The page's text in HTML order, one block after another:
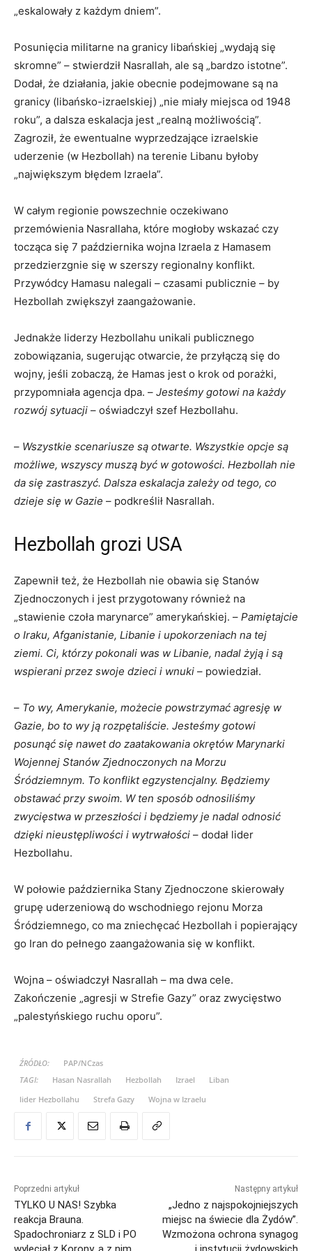
„eskalowały z każdym dniem”.
Posunięcia militarne na granicy libańskiej „wydają się
skromne” – stwierdził Nasrallah, ale są „bardzo istotne”.
Dodał, że działania, jakie obecnie podejmowane są na
granicy (libańsko-izraelskiej) „nie miały miejsca od 1948
roku”, a dalsza eskalacja jest „realną możliwością”.
Zagroził, że ewentualne wyprzedzające izraelskie
uderzenie (w Hezbollah) na terenie Libanu byłoby
„największym błędem Izraela”.
W całym regionie powszechnie oczekiwano
przemówienia Nasrallaha, które mogłoby wskazać czy
tocząca się 7 października wojna Izraela z Hamasem
przedzierzgnie się w szerszy regionalny konflikt.
Przywódcy Hamasu nalegali – czasami publicznie – by
Hezbollah zwiększył zaangażowanie.
Jednakże liderzy Hezbollahu unikali publicznego
zobowiązania, sugerując otwarcie, że przyłączą się do
wojny, jeśli zobaczą, że Hamas jest o krok od porażki,
przypomniała agencja dpa. – Jesteśmy gotowi na każdy
rozwój sytuacji – oświadczył szef Hezbollahu.
– Wszystkie scenariusze są otwarte. Wszystkie opcje są
możliwe, wszyscy muszą być w gotowości. Hezbollah nie
da się zastraszyć. Dalsza eskalacja zależy od tego, co
dzieje się w Gazie – podkreślił Nasrallah.
Hezbollah grozi USA
Zapewnił też, że Hezbollah nie obawia się Stanów
Zjednoczonych i jest przygotowany również na
„stawienie czoła marynarce” amerykańskiej. – Pamiętajcie
o Iraku, Afganistanie, Libanie i upokorzeniach na tej
ziemi. Ci, którzy pokonali was w Libanie, nadal żyją i są
wspierani przez swoje dzieci i wnuki – powiedział.
– To wy, Amerykanie, możecie powstrzymać agresję w
Gazie, bo to wy ją rozpętaliście. Jesteśmy gotowi
posunąć się nawet do zaatakowania okrętów Marynarki
Wojennej Stanów Zjednoczonych na Morzu
Śródziemnym. To konflikt egzystencjalny. Będziemy
obstawać przy swoim. W ten sposób odnosiliśmy
zwycięstwa w przeszłości i będziemy je nadal odnosić
dzięki nieustępliwości i wytrwałości – dodał lider
Hezbollahu.
W połowie października Stany Zjednoczone skierowały
grupę uderzeniową do wschodniego rejonu Morza
Śródziemnego, co ma zniechęcać Hezbollah i popierający
go Iran do pełnego zaangażowania się w konflikt.
Wojna – oświadczył Nasrallah – ma dwa cele.
Zakończenie „agresji w Strefie Gazy” oraz zwycięstwo
„palestyńskiego ruchu oporu”.
ŹRÓDŁO:
PAP/NCzas
TAGI:
Hasan Nasrallah Hezbollah Izrael
Liban
lider Hezbollahu
Strefa Gazy Wojna w Izraelu
Poprzedni artykuł
TYLKO U NAS! Szybka
reakcja Brauna.
Spadochroniarz z SLD i PO
Następny artykuł
„Jedno z najspokojniejszych
miejsc na świecie dla Żydów”.
Wzmożona ochrona synagog